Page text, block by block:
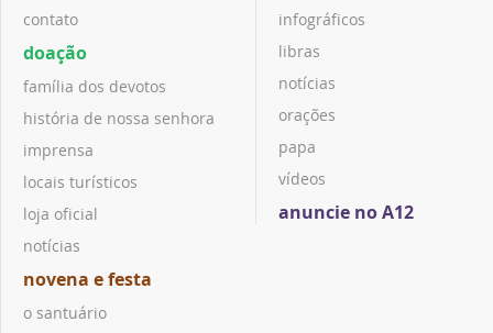
contato
doação
família dos devotos
história de nossa senhora
imprensa
locais turísticos
loja oficial
notícias
novena e festa
o santuário
infográficos
libras
notícias
orações
papa
vídeos
anuncie no A12